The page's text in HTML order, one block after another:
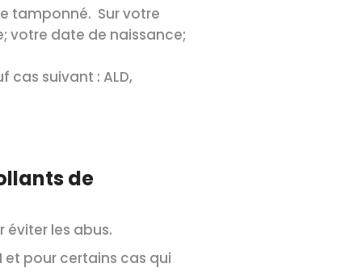
tamponné. Sur votre
votre date de naissance;
cas suivant : ALD,
de
éviter les abus.
et pour certains cas qui